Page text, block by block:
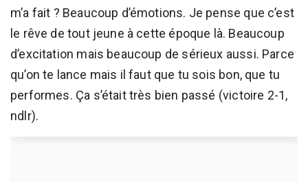
m’a fait ? Beaucoup d’émotions. Je pense que c’est
le rêve de tout jeune à cette époque là. Beaucoup
d’excitation mais beaucoup de sérieux aussi. Parce
qu’on te lance mais il faut que tu sois bon, que tu
performes. Ça s’était très bien passé (victoire 2-1,
ndlr).